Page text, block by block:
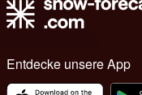
Entdecke unsere App